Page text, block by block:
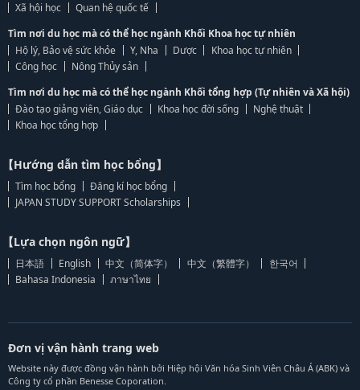
Xã hội học
Quan hệ quốc tế
Tìm nơi du học mà có thể học ngành Khối Khoa học tự nhiên
Hộ lý, Bảo vệ sức khỏe
Y, Nha Dược
Khoa học tự nhiên
Công học
Nông Thủy sản
Tìm nơi du học mà có thể học ngành Khối tổng hợp (Tự nhiên và Xã hội)
Đào tạo giảng viên, Giáo dục
Khoa học đời sống
Nghệ thuật
Khoa học tổng hợp
【Hướng dẫn tìm học bổng】
Tìm học bổng
Đăng kí học bổng
JAPAN STUDY SUPPORT Scholarships
【Lựa chọn ngôn ngữ】
日本語 English 中文（简体字） 中文（繁體字）
한국어
Bahasa Indonesia
ภาษาไทย
Đơn vị vận hành trang web
Website này được đồng vận hành bởi Hiệp hội Văn hóa Sinh Viên Châu Á (ABK) và
Công ty cổ phần Benesse Coporation.